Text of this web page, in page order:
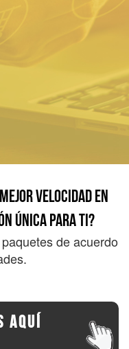
VELOCIDAD EN
ÚNICA PARA TI?
de acuerdo
AQUÍ